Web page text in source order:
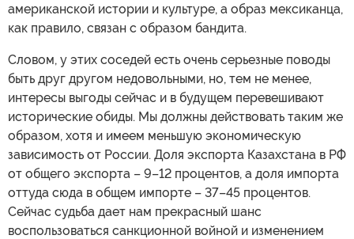
американской истории и культуре, а образ мексиканца,
как правило, связан с образом бандита.
Словом, у этих соседей есть очень серьезные поводы
быть друг другом недовольными, но, тем не менее,
интересы выгоды сейчас и в будущем перевешивают
исторические обиды. Мы должны действовать таким же
образом, хотя и имеем меньшую экономическую
зависимость от России. Доля экспорта Казахстана в РФ
от общего экспорта – 9–12 процентов, а доля импорта
оттуда сюда в общем импорте – 37–45 процентов.
Сейчас судьба дает нам прекрасный шанс
воспользоваться санкционной войной и изменением